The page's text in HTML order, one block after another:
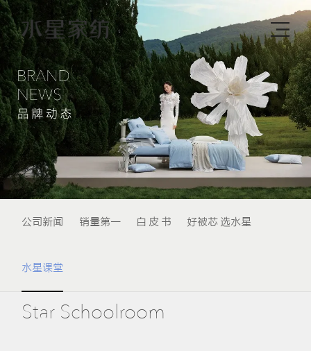
公司新闻 销量第一 白 皮 书 好被芯 选水星
水星课堂
Star Schoolroom